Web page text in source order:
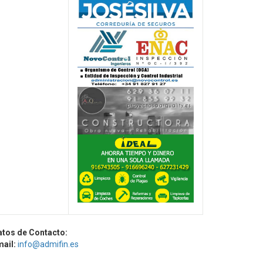
de Contacto:
info@admifin.es